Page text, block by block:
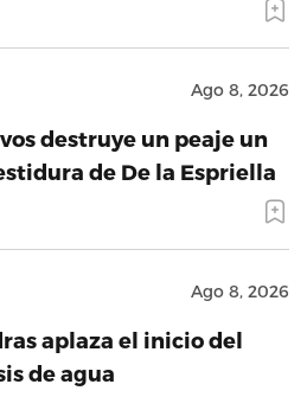
Ago 8, 2026
destruye un peaje un
de De la Espriella
Ago 8, 2026
aplaza el inicio del
de agua